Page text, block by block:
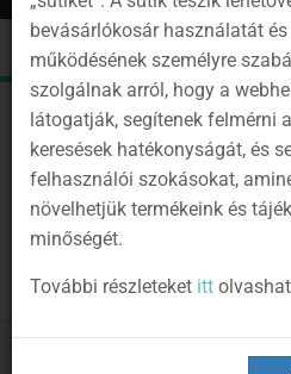
Instagram
Youtube
bevásárlókosár használatát
működésének személyre
szolgálnak arról, hogy a
látogatják, segítenek felmérni
keresések hatékonyságát, és
felhasználói szokásokat,
növelhetjük termékeink és
minőségét.
További részleteket itt